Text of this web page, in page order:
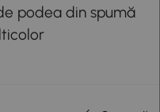
podea din spumă